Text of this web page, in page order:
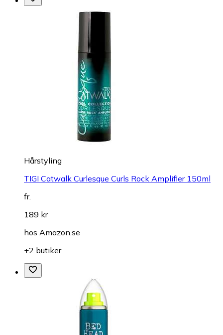
Hårstyling
TIGI Catwalk Curlesque Curls Rock Amplifier 150ml
fr.
189 kr
hos Amazon.se
+2 butiker